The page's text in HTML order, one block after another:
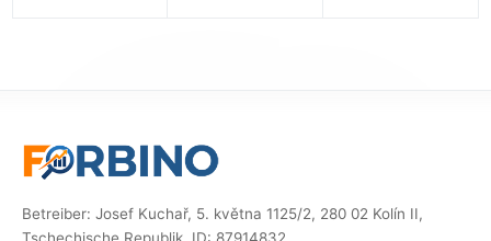
Betreiber: Josef Kuchař, 5. května 1125/2, 280 02 Kolín II,